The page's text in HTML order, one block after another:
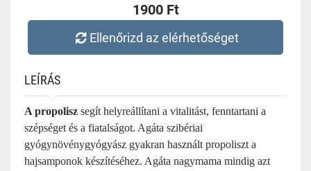
1900 Ft
Ellenőrizd az elérhetőséget
LEÍRÁS
A propolisz segít helyreállítani a vitalitást, fenntartani a
szépséget és a fiatalságot. Agáta szibériai
gyógynövénygyógyász gyakran használt propoliszt a
hajsamponok készítéséhez. Agáta nagymama mindig azt